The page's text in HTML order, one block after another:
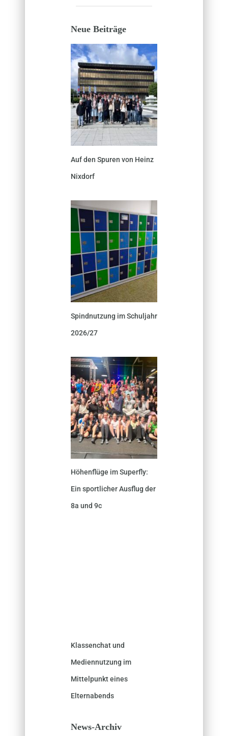
Neue Beiträge
Auf den Spuren von Heinz
Nixdorf
Spindnutzung im Schuljahr
2026/27
Höhenflüge im Superfly:
Ein sportlicher Ausflug der
8a und 9c
Klassenchat und
Mediennutzung im
Mittelpunkt eines
Elternabends
News-Archiv